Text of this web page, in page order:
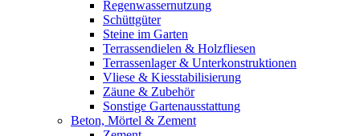
Regenwassernutzung
Schüttgüter
Steine im Garten
Terrassendielen & Holzfliesen
Terrassenlager & Unterkonstruktionen
Vliese & Kiesstabilisierung
Zäune & Zubehör
Sonstige Gartenausstattung
Beton, Mörtel & Zement